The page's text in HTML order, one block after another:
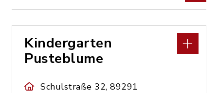
Kindergarten
Pusteblume
Schulstraße 32, 89291